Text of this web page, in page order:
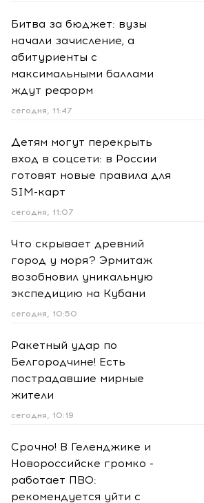
Битва за бюджет: вузы
начали зачисление, а
абитуриенты с
максимальными баллами
ждут реформ
сегодня, 11:47
Детям могут перекрыть
вход в соцсети: в России
готовят новые правила для
SIM-карт
сегодня, 11:07
Что скрывает древний
город у моря? Эрмитаж
возобновил уникальную
экспедицию на Кубани
сегодня, 10:50
Ракетный удар по
Белгородчине! Есть
пострадавшие мирные
жители
сегодня, 10:19
Срочно! В Геленджике и
Новороссийске громко -
работает ПВО:
рекомендуется уйти с